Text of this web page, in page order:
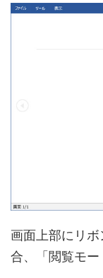
画面上部にリ
合、「閲覧モー